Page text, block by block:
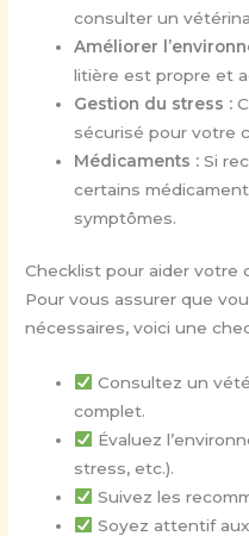
consulter un
Améliorer
litière est propre et
Gestion du stress :
sécurisé pour votre
Médicaments : Si
certains
symptômes.
Checklist pour aider votre
Pour vous assurer que
nécessaires, voici une
Consultez un
complet.
Évaluez
stress, etc.).
Suivez les
Soyez attentif